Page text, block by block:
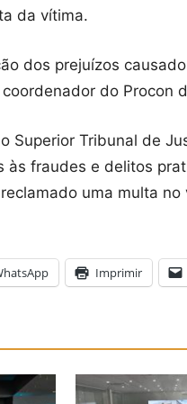
da vítima.
dos prejuízos
do Procon
Superior Tribunal de
fraudes e delitos
uma multa no
Imprimir